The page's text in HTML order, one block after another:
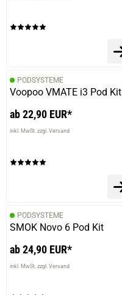
prev
PODSYSTEME
Voopoo VMATE i3 Pod Kit
ab 22,90 EUR*
inkl. MwSt. zzgl. Versand
PODSYSTEME
SMOK Novo 6 Pod Kit
ab 24,90 EUR*
inkl. MwSt. zzgl. Versand